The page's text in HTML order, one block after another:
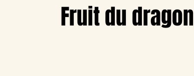
Fruit du dragon